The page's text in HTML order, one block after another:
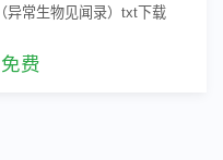
（异常生物见闻录）txt下载
免费